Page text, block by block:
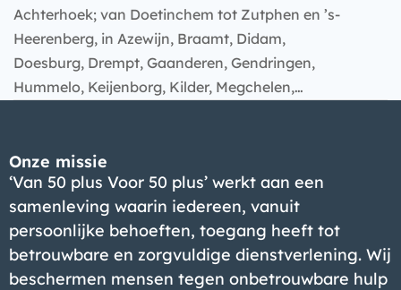
Achterhoek; van Doetinchem tot Zutphen en ’s-
Heerenberg, in Azewijn, Braamt, Didam,
Doesburg, Drempt, Gaanderen, Gendringen,
Hummelo, Keijenborg, Kilder, Megchelen,…
Onze missie
‘Van 50 plus Voor 50 plus’ werkt aan een
samenleving waarin iedereen, vanuit
persoonlijke behoeften, toegang heeft tot
betrouwbare en zorgvuldige dienstverlening. Wij
beschermen mensen tegen onbetrouwbare hulp